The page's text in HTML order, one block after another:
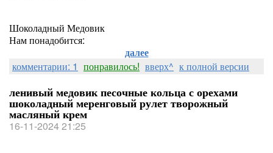
Шоколадный Медовик
Нам понадобится:
далее
комментарии: 1 понравилось! вверх^ к полной версии
ленивый медовик песочные кольца с орехами
шоколадный меренговый рулет творожный
масляный крем
16-11-2024 21:25